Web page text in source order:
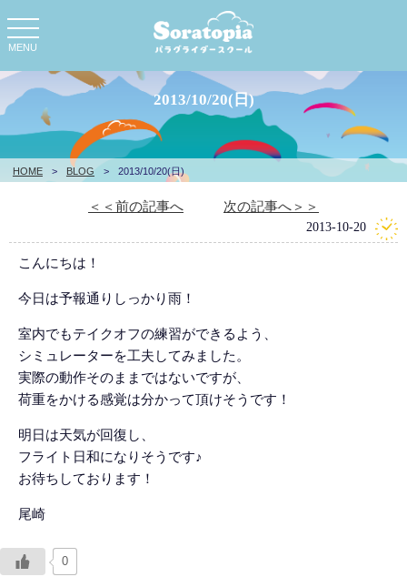
toggle
navigation
MENU
HOME > BLOG > 2013/10/20(日)
2013/10/20(日)
＜＜前の記事へ 次の記事へ＞＞
2013-10-20
こんにちは！
今日は予報通りしっかり雨！
室内でもテイクオフの練習ができるよう、
シミュレーターを工夫してみました。
実際の動作そのままではないですが、
荷重をかける感覚は分かって頂けそうです！
明日は天気が回復し、
フライト日和になりそうです♪
お待ちしております！
尾崎
0